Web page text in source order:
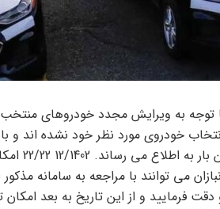
توجه به ویرایش مجدد خودروهای منتخب
خودروی مورد نظر خود نشده اند و
می توانند با مراجعه به سامانه مذکور
فرمایید و از این تاریخ به بعد